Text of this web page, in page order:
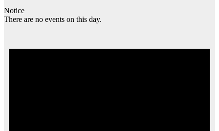
Notice
There are no events on this day.